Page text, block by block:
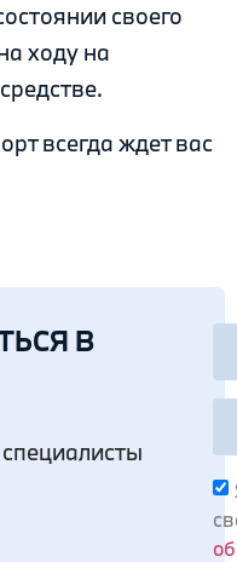
своего
ходу на
всегда ждет вас
В